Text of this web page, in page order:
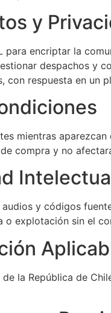
y
encriptar la
despachos y
respuesta en un
mientras
compra y no
y códigos
explotación sin el
la República de